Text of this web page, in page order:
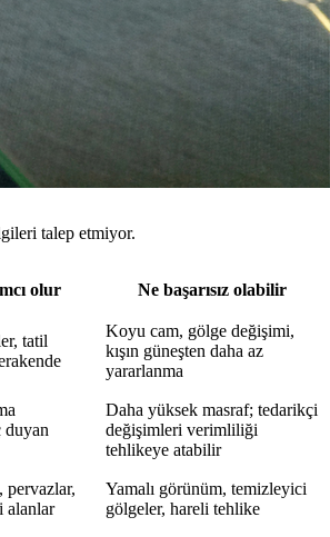
talep etmiyor.
olur Ne başarısız olabilir
tatil
Koyu cam, gölge değişimi,
kışın güneşten daha az
yararlanma
duyan
Daha yüksek masraf; tedarikçi
değişimleri verimliliği
tehlikeye atabilir
pervazlar,
alanlar
Yamalı görünüm, temizleyici
gölgeler, hareli tehlike